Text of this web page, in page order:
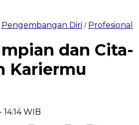
Pengembangan Diri / Profesional
dan Cita-
Kariermu
- 14:14 WIB